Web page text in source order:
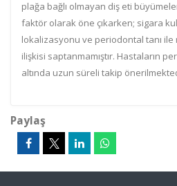
plağa bağlı olmayan diş eti
faktör olarak öne çıkarken; sigara
lokalizasyonu ve periodontal tanı ile
ilişkisi saptanmamıştır. Hastaların
altında uzun süreli takip
Paylaş